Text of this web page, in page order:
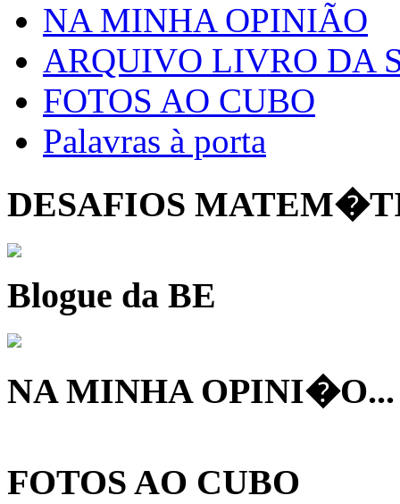
NA MINHA OPINIÃO
ARQUIVO LIVRO DA
FOTOS AO CUBO
Palavras à porta
DESAFIOS
Blogue da BE
NA MINHA OPINI�O...
FOTOS AO CUBO